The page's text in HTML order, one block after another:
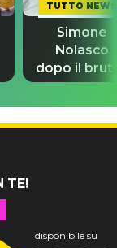
TUTTO NEWS
Simone
Nolasco
dopo il
incidente:
"Sono così
grato alla
TE!
disponibile su